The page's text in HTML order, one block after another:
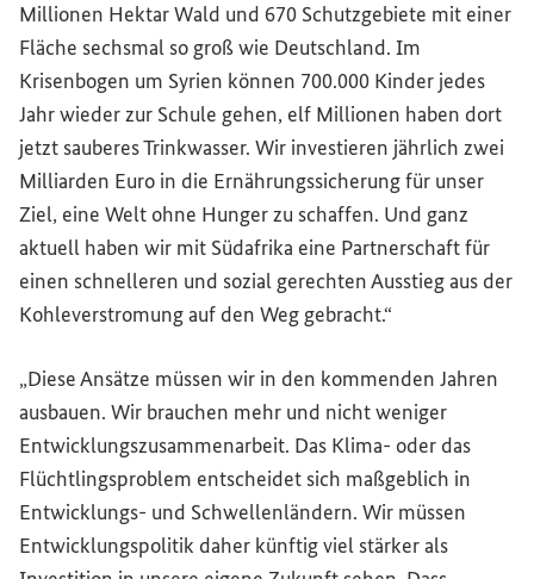
Millionen Hektar Wald und 670 Schutzgebiete mit einer
Fläche sechsmal so groß wie Deutschland. Im
Krisenbogen um Syrien können 700.000 Kinder jedes
Jahr wieder zur Schule gehen, elf Millionen haben dort
jetzt sauberes Trinkwasser. Wir investieren jährlich zwei
Milliarden Euro in die Ernährungssicherung für unser
Ziel, eine Welt ohne Hunger zu schaffen. Und ganz
aktuell haben wir mit Südafrika eine Partnerschaft für
einen schnelleren und sozial gerechten Ausstieg aus der
Kohleverstromung auf den Weg gebracht.“
„Diese Ansätze müssen wir in den kommenden Jahren
ausbauen. Wir brauchen mehr und nicht weniger
Entwicklungszusammenarbeit. Das Klima- oder das
Flüchtlingsproblem entscheidet sich maßgeblich in
Entwicklungs- und Schwellenländern. Wir müssen
Entwicklungspolitik daher künftig viel stärker als